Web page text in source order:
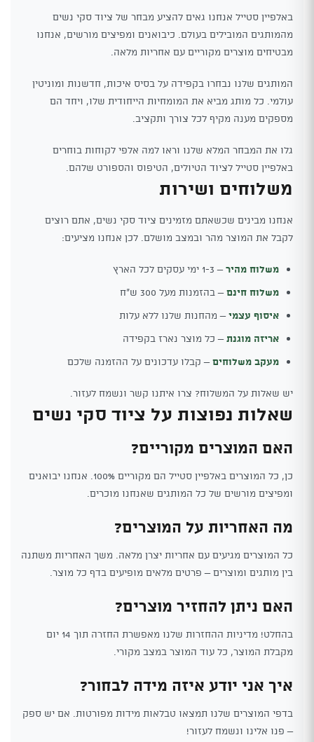
באלפיין סטייל אנחנו גאים להציע מבחר של ציוד סקי נשים
מהמותגים המובילים בעולם. כיבואנים ומפיצים מורשים, אנחנו
מבטיחים מוצרים מקוריים עם אחריות מלאה.
המותגים שלנו נבחרו בקפידה על בסיס איכות, חדשנות ומוניטין
עולמי. כל מותג מביא את המומחיות הייחודית שלו, ויחד הם
מספקים מענה מקיף לכל צורך ותקציב.
גלו את המבחר המלא שלנו וראו למה אלפי לקוחות בוחרים
באלפיין סטייל לציוד הטיולים, הטיפוס והספורט שלהם.
משלוחים ושירות
אנחנו מבינים שכשאתם מזמינים ציוד סקי נשים, אתם רוצים
לקבל את המוצר מהר ובמצב מושלם. לכן אנחנו מציעים:
משלוח מהיר– 1-3 ימי עסקים לכל הארץ
משלוח חינם– בהזמנות מעל 300 ש"ח
איסוף עצמי– מהחנות שלנו ללא עלות
אריזה מוגנת– כל מוצר נארז בקפידה
מעקב משלוחים– קבלו עדכונים על ההזמנה שלכם
יש שאלות על המשלוח? צרו איתנו קשר ונשמח לעזור.
שאלות נפוצות על ציוד סקי נשים
האם המוצרים מקוריים?
כן, כל המוצרים באלפיין סטייל הם מקוריים 100%. אנחנו יבואנים
ומפיצים מורשים של כל המותגים שאנחנו מוכרים.
מה האחריות על המוצרים?
כל המוצרים מגיעים עם אחריות יצרן מלאה. משך האחריות משתנה
בין מותגים ומוצרים – פרטים מלאים מופיעים בדף כל מוצר.
האם ניתן להחזיר מוצרים?
בהחלט! מדיניות ההחזרות שלנו מאפשרת החזרה תוך 14 יום
מקבלת המוצר, כל עוד המוצר במצב מקורי.
איך אני יודע איזה מידה לבחור?
בדפי המוצרים שלנו תמצאו טבלאות מידות מפורטות. אם יש ספק
– פנו אלינו ונשמח לעזור!